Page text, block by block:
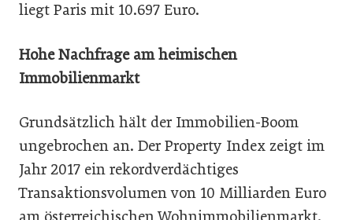
liegt Paris mit 10.697 Euro.
Hohe Nachfrage am heimischen
Immobilienmarkt
Grundsätzlich hält der Immobilien-Boom
ungebrochen an. Der Property Index zeigt im
Jahr 2017 ein rekordverdächtiges
Transaktionsvolumen von 10 Milliarden Euro